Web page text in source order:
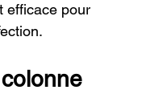
efficace pour